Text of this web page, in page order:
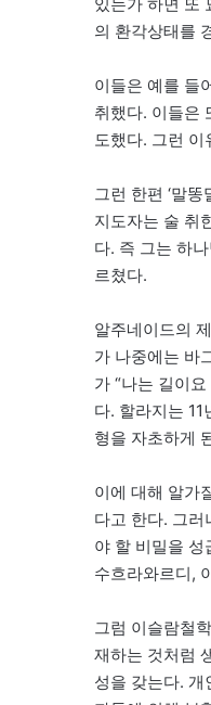
의 환각상태를
이들은 예를 들
취했다. 이들은
도했다. 그런
그런 한편 ‘말
지도자는 술 취
다. 즉 그는 하
르쳤다.
알주네이드의
가 나중에는 바
가 “나는 길이
다. 할라지는
형을 자초하게
이에 대해 알가
다고 한다. 그
야 할 비밀을
수흐라와르디,
그럼 이슬람철
재하는 것처럼
성을 갖는다. 개